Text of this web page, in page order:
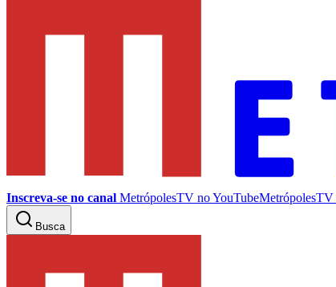
Inscreva-se no canal MetrópolesTV noYouTubeMetrópolesTV
Busca